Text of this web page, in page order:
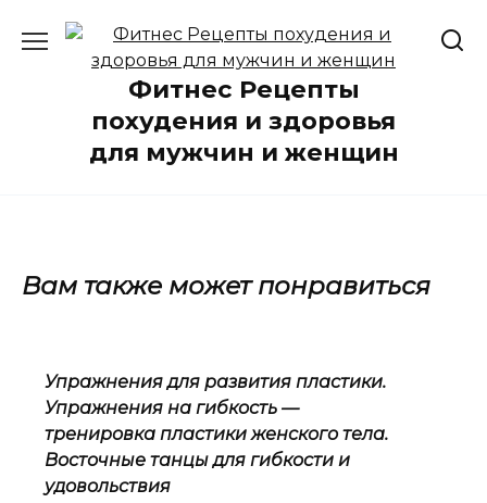
содержанию
Фитнес Рецепты
похудения и здоровья
для мужчин и женщин
Вам также может понравиться
Упражнения для развития пластики.
Упражнения на гибкость —
тренировка пластики женского тела.
Восточные танцы для гибкости и
удовольствия